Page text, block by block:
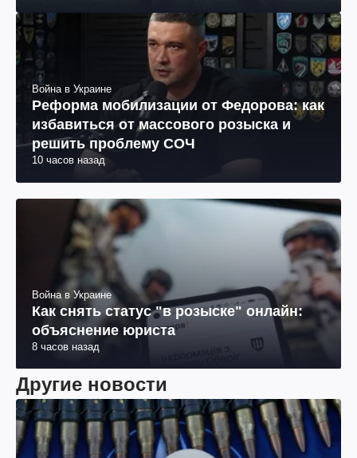
Война в Украине
Реформа мобилизации от Федорова: как
избавиться от массового розыска и
решить проблему СОЧ
10 часов назад
Война в Украине
Как снять статус "в розыске" онлайн:
объяснение юриста
8 часов назад
Другие новости